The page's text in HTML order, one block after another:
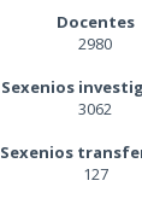
Docentes
2980
Sexenios
3062
Sexenios
127